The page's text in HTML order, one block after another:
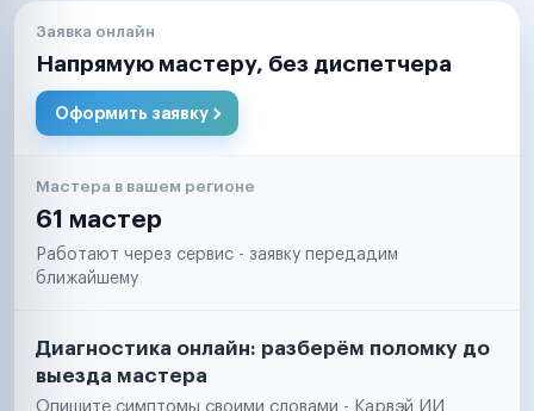
Заявка онлайн
Напрямую мастеру, без диспетчера
Оформить заявку
Мастера в вашем регионе
61 мастер
Работают через сервис - заявку передадим
ближайшему
Диагностика онлайн: разберём поломку до
выезда мастера
Опишите симптомы своими словами - Карвэй ИИ